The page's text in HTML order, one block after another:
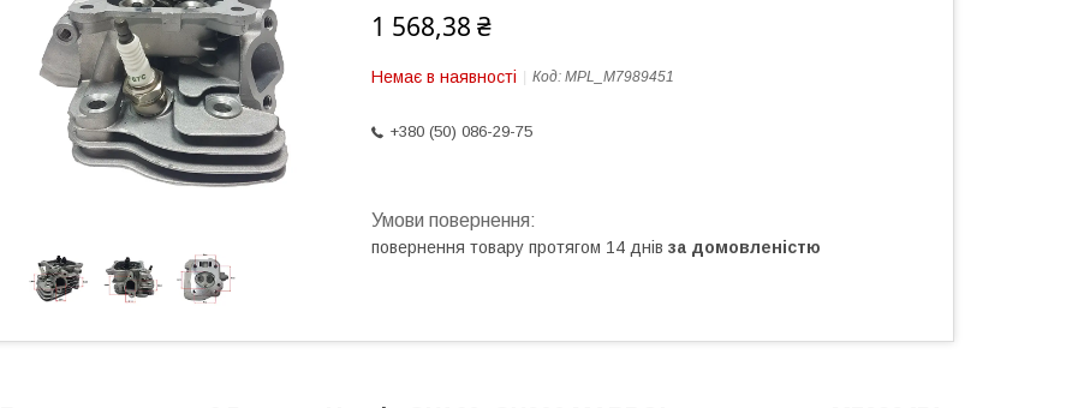
1 568,38 ₴
Немає в наявності Код: MPL_M7989451
+380 (50) 086-29-75
повернення товару протягом 14 днів за домовленістю